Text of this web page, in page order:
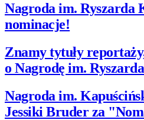
Nagroda im. Ryszarda
nominacje!
Znamy tytuły
o Nagrodę im.
Nagroda im.
Jessiki Bruder za